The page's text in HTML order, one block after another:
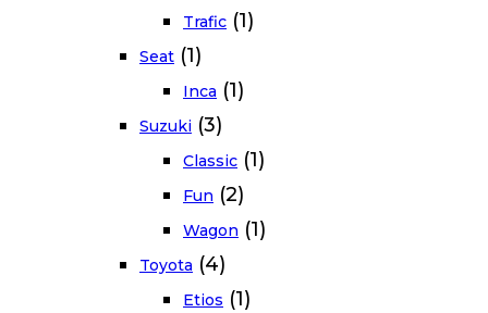
Trafic (1)
Seat (1)
Inca (1)
Suzuki (3)
Classic (1)
Fun (2)
Wagon (1)
Toyota (4)
Etios (1)